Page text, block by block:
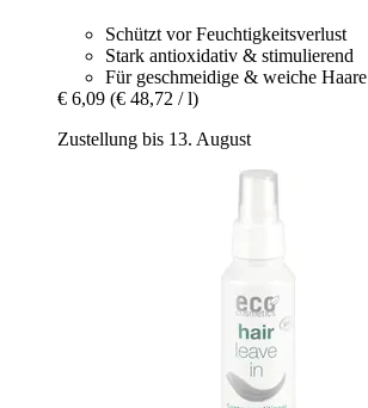
Schützt vor Feuchtigkeitsverlust
Stark antioxidativ & stimulierend
Für geschmeidige & weiche Haare
€ 6,09 (€ 48,72 / l)
Zustellung bis 13. August